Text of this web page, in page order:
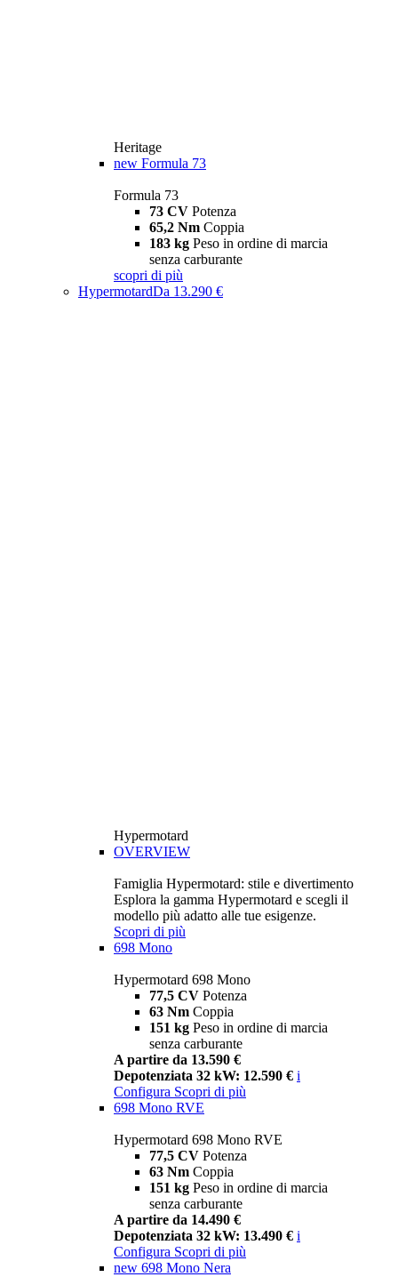
Heritage
new Formula 73
Formula 73
73 CV Potenza
65,2 Nm Coppia
183 kg Peso in ordine di marcia
senza carburante
scopri di più
HypermotardDa 13.290 €
Hypermotard
OVERVIEW
Famiglia Hypermotard: stile e divertimento
Esplora la gamma Hypermotard e scegli il
modello più adatto alle tue esigenze.
Scopri di più
698 Mono
Hypermotard 698 Mono
77,5 CV Potenza
63 Nm Coppia
151 kg Peso in ordine di marcia
senza carburante
A partire da 13.590 €
Depotenziata 32 kW: 12.590 € i
Configura Scopri di più
698 Mono RVE
Hypermotard 698 Mono RVE
77,5 CV Potenza
63 Nm Coppia
151 kg Peso in ordine di marcia
senza carburante
A partire da 14.490 €
Depotenziata 32 kW: 13.490 € i
Configura Scopri di più
new 698 Mono Nera